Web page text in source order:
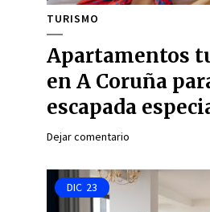
TURISMO
Apartamentos
en A Coruña
escapada
Dejar comentario
DIC 23